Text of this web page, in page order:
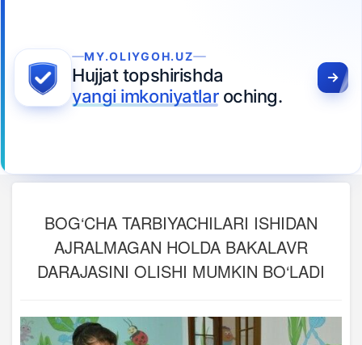
MY.OLIYGOH.UZ
Hujjat topshirishda
yangi imkoniyatlaroching.
BOG‘CHA TARBIYACHILARI ISHIDAN
AJRALMAGAN HOLDA BAKALAVR
DARAJASINI OLISHI MUMKIN BO‘LADI